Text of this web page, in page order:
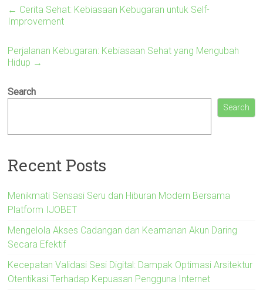
← Cerita Sehat: Kebiasaan Kebugaran untuk Self-
Improvement
Perjalanan Kebugaran: Kebiasaan Sehat yang Mengubah
Hidup →
Search
Search
Recent Posts
Menikmati Sensasi Seru dan Hiburan Modern Bersama
Platform IJOBET
Mengelola Akses Cadangan dan Keamanan Akun Daring
Secara Efektif
Kecepatan Validasi Sesi Digital: Dampak Optimasi Arsitektur
Otentikasi Terhadap Kepuasan Pengguna Internet